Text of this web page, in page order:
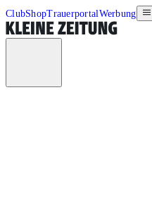
ClubShopTrauerportalWerbung